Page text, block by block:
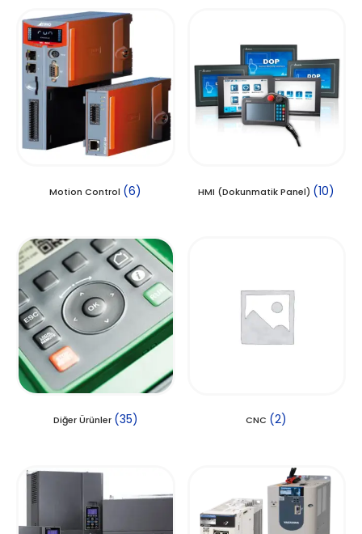
Motion Control (6) HMI (Dokunmatik Panel) (10)
Diğer Ürünler (35) CNC (2)